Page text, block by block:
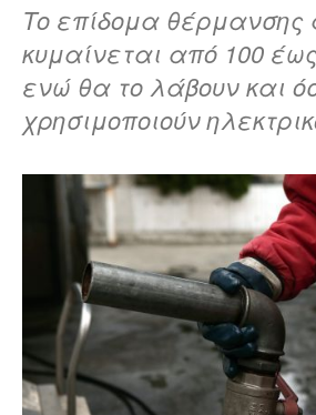
Το επίδομα θέρμανσης
κυμαίνεται από 100
ενώ θα το λάβουν και
χρησιμοποιούν